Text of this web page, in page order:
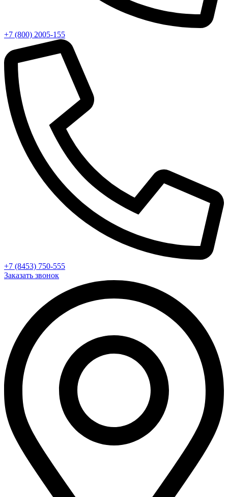
+7 (800) 2005-155
+7 (8453) 750-555
Заказать звонок